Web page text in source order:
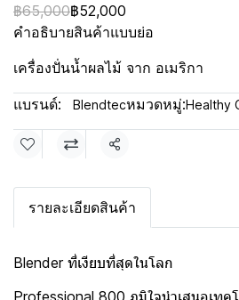
฿65,000฿52,000
คำอธิบายสินค้าแบบย่อ
เครื่องปั่นน้ำผลไม้ จาก อเมริกา
แบรนด์: Blendtecหมวดหมู่:Healthy
แชร์
รายละเอียดสินค้า
Blender ที่เงียบที่สุดในโลก
Professional 800 ภูมิใจนำเสนอเท